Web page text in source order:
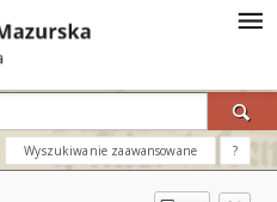
Wyszukiwanie zaawansowane ?